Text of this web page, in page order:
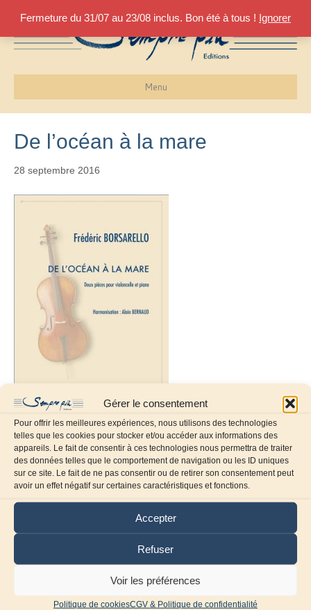
Gérer le consentement
Pour offrir les meilleures expériences, nous utilisons des technologies
telles que les cookies pour stocker et/ou accéder aux informations des
appareils. Le fait de consentir à ces technologies nous permettra de traiter
des données telles que le comportement de navigation ou les ID uniques
sur ce site. Le fait de ne pas consentir ou de retirer son consentement peut
avoir un effet négatif sur certaines caractéristiques et fonctions.
Accepter
Refuser
Voir les préférences
Politique de cookiesCGV & Politique de confidentialité
Fermeture du 31/07 au 23/08 inclus. Bon été à tous ! Ignorer
Menu
De l’océan à la mare
28 septembre 2016
Laissez un commentaire
Commentaire